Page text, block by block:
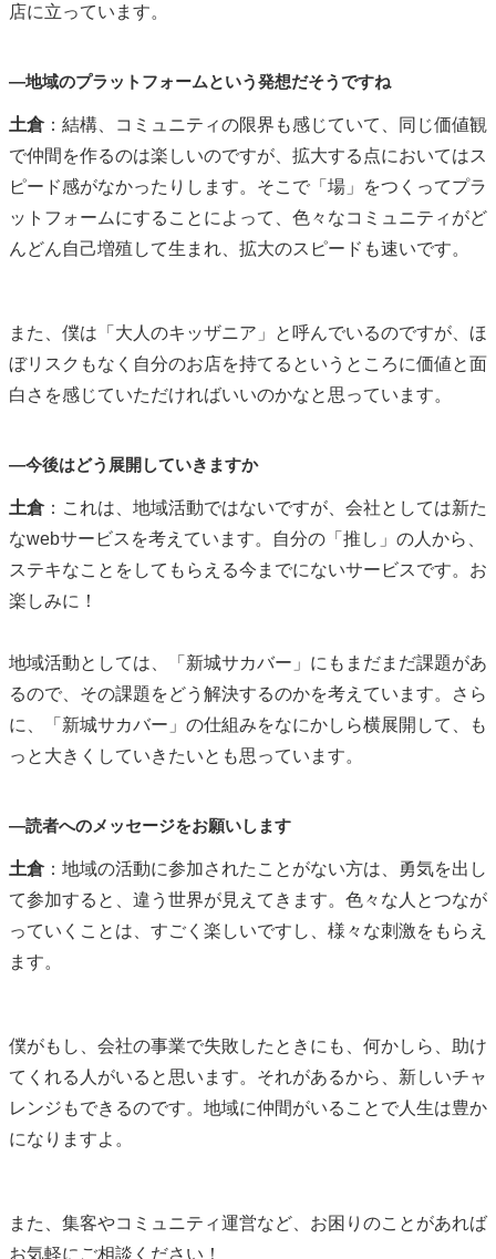
店に立っています。
―地域のプラットフォームという発想だそうですね
土倉：結構、コミュニティの限界も感じていて、同じ価値観
で仲間を作るのは楽しいのですが、拡大する点においてはス
ピード感がなかったりします。そこで「場」をつくってプラ
ットフォームにすることによって、色々なコミュニティがど
んどん自己増殖して生まれ、拡大のスピードも速いです。
また、僕は「大人のキッザニア」と呼んでいるのですが、ほ
ぼリスクもなく自分のお店を持てるというところに価値と面
白さを感じていただければいいのかなと思っています。
―今後はどう展開していきますか
土倉：これは、地域活動ではないですが、会社としては新た
なwebサービスを考えています。自分の「推し」の人から、
ステキなことをしてもらえる今までにないサービスです。お
楽しみに！
地域活動としては、「新城サカバー」にもまだまだ課題があ
るので、その課題をどう解決するのかを考えています。さら
に、「新城サカバー」の仕組みをなにかしら横展開して、も
っと大きくしていきたいとも思っています。
―読者へのメッセージをお願いします
土倉：地域の活動に参加されたことがない方は、勇気を出し
て参加すると、違う世界が見えてきます。色々な人とつなが
っていくことは、すごく楽しいですし、様々な刺激をもらえ
ます。
僕がもし、会社の事業で失敗したときにも、何かしら、助け
てくれる人がいると思います。それがあるから、新しいチャ
レンジもできるのです。地域に仲間がいることで人生は豊か
になりますよ。
また、集客やコミュニティ運営など、お困りのことがあれば
お気軽にご相談ください！